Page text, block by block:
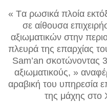
« Tα ρωσικά πλοία
σε αίθουσα
αξιωματικών στην
πλευρά της επαρχίας
Sam’an σκοτώνοντας
αξιωματικούς, »
αραβική του υπηρεσία
της μάχης στο